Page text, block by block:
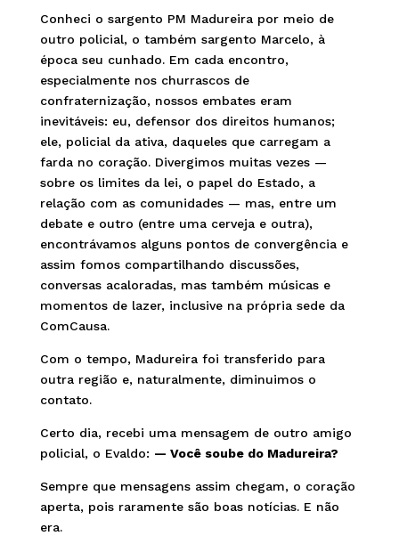
Conheci o sargento PM Madureira por meio de
outro policial, o também sargento Marcelo, à
época seu cunhado. Em cada encontro,
especialmente nos churrascos de
confraternização, nossos embates eram
inevitáveis: eu, defensor dos direitos humanos;
ele, policial da ativa, daqueles que carregam a
farda no coração. Divergimos muitas vezes —
sobre os limites da lei, o papel do Estado, a
relação com as comunidades — mas, entre um
debate e outro (entre uma cerveja e outra),
encontrávamos alguns pontos de convergência e
assim fomos compartilhando discussões,
conversas acaloradas, mas também músicas e
momentos de lazer, inclusive na própria sede da
ComCausa.
Com o tempo, Madureira foi transferido para
outra região e, naturalmente, diminuimos o
contato.
Certo dia, recebi uma mensagem de outro amigo
policial, o Evaldo: — Você soube do Madureira?
Sempre que mensagens assim chegam, o coração
aperta, pois raramente são boas notícias. E não
era.